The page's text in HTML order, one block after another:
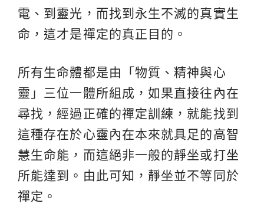
電、到靈光，而找到永生不滅的真實生
命，這才是禪定的真正目的。
所有生命體都是由「物質、精神與心
靈」三位一體所組成，如果直接往內在
尋找，經過正確的禪定訓練，就能找到
這種存在於心靈內在本來就具足的高智
慧生命能，而這絕非一般的靜坐或打坐
所能達到。由此可知，靜坐並不等同於
禪定。